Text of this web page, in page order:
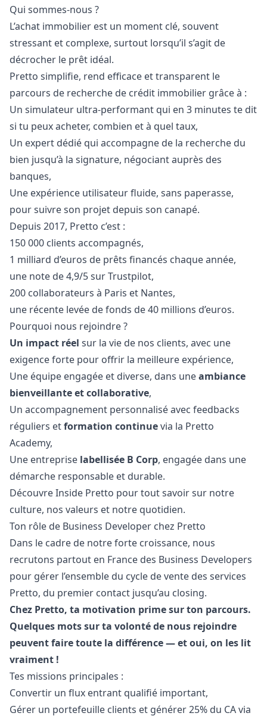
Qui sommes-nous ?
L’achat immobilier est un moment clé, souvent
stressant et complexe, surtout lorsqu’il s’agit de
décrocher le prêt idéal.
Pretto simplifie, rend efficace et transparent le
parcours de recherche de crédit immobilier grâce à :
Un simulateur ultra-performant qui en 3 minutes te dit
si tu peux acheter, combien et à quel taux,
Un expert dédié qui accompagne de la recherche du
bien jusqu’à la signature, négociant auprès des
banques,
Une expérience utilisateur fluide, sans paperasse,
pour suivre son projet depuis son canapé.
Depuis 2017, Pretto c’est :
150 000 clients accompagnés,
1 milliard d’euros de prêts financés chaque année,
une note de 4,9/5 sur Trustpilot,
200 collaborateurs à Paris et Nantes,
une récente levée de fonds de 40 millions d’euros.
Pourquoi nous rejoindre ?
Un impact réel sur la vie de nos clients, avec une
exigence forte pour offrir la meilleure expérience,
Une équipe engagée et diverse, dans uneambiance
bienveillante et collaborative,
Un accompagnement personnalisé avec feedbacks
réguliers etformation continuevia la Pretto
Academy,
Une entreprise labellisée B Corp, engagée dans une
démarche responsable et durable.
Découvre Inside Pretto pour tout savoir sur notre
culture, nos valeurs et notre quotidien.
Ton rôle de Business Developer chez Pretto
Dans le cadre de notre forte croissance, nous
recrutons partout en France des Business Developers
pour gérer l’ensemble du cycle de vente des services
Pretto, du premier contact jusqu’au closing.
Chez Pretto, ta motivation prime sur ton parcours.
Quelques mots sur ta volonté de nous rejoindre
peuvent faire toute la différence — et oui, on les lit
vraiment !
Tes missions principales :
Convertir un flux entrant qualifié important,
Gérer un portefeuille clients et générer 25% du CA via